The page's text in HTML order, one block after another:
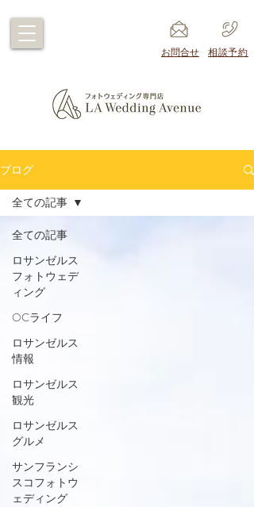
​お問合せ ​相談予約
ブログ
全ての記事
ロサンゼルス
フォトウェデ
ィング
OCライフ
ロサンゼルス
情報
ロサンゼルス
観光
ロサンゼルス
グルメ
サンフランシ
スコフォトウ
ェディング
全ての記事